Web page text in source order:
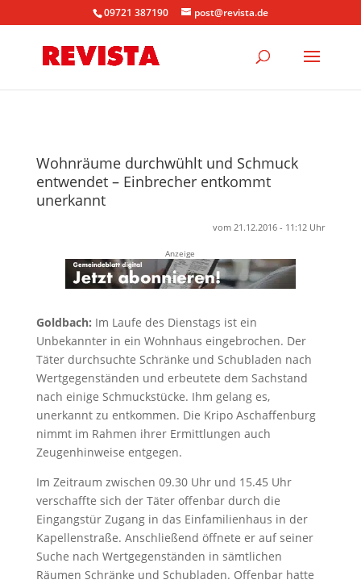
09721 387190 post@revista.de
Wohnräume durchwühlt und Schmuck
entwendet – Einbrecher entkommt
unerkannt
vom 21.12.2016 - 11:12 Uhr
Anzeige
Goldbach: Im Laufe des Dienstags ist ein
Unbekannter in ein Wohnhaus eingebrochen. Der
Täter durchsuchte Schränke und Schubladen nach
Wertgegenständen und erbeutete dem Sachstand
nach einige Schmuckstücke. Ihm gelang es,
unerkannt zu entkommen. Die Kripo Aschaffenburg
nimmt im Rahmen ihrer Ermittlungen auch
Zeugenhinweise entgegen.
Im Zeitraum zwischen 09.30 Uhr und 15.45 Uhr
verschaffte sich der Täter offenbar durch die
Eingangstür Zugang in das Einfamilienhaus in der
Kapellenstraße. Anschließend öffnete er auf seiner
Suche nach Wertgegenständen in sämtlichen
Räumen Schränke und Schubladen. Offenbar hatte